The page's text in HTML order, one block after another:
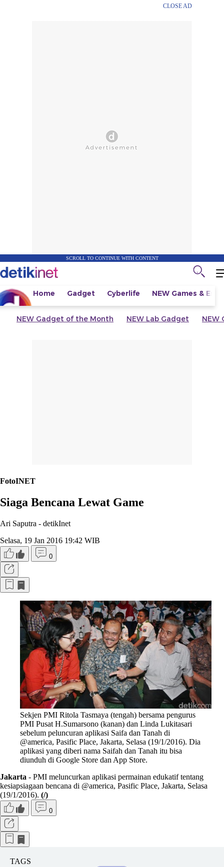
CLOSE AD
SCROLL TO CONTINUE WITH CONTENT
Home Gadget Cyberlife NEW Games &
NEW Gadget of the Month NEW Lab Gadget NEW
FotoINET
Siaga Bencana Lewat Game
Ari Saputra - detikInet
Selasa, 19 Jan 2016 19:42 WIB
0
Sekjen PMI Ritola Tasmaya (tengah) bersama pengurus
PMI Pusat H.Sumarsono (kanan) dan Linda Lukitasari
sebelum peluncuran aplikasi Saifa dan Tanah di
@america, Pasific Place, Jakarta, Selasa (19/1/2016). Dia
aplikasi yang diberi nama Saifah dan Tanah itu bisa
diunduh di Google Store dan App Store.
Jakarta - PMI meluncurkan aplikasi permainan edukatif tentang
kesiapsiagaan bencana di @america, Pasific Place, Jakarta, Selasa
(19/1/2016). (/)
0
TAGS